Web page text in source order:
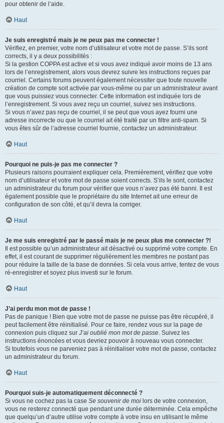
pour obtenir de l’aide.
Haut
Je suis enregistré mais je ne peux pas me connecter !
Vérifiez, en premier, votre nom d’utilisateur et votre mot de passe. S’ils sont
corrects, il y a deux possibilités :
Si la gestion COPPA est active et si vous avez indiqué avoir moins de 13 ans
lors de l’enregistrement, alors vous devrez suivre les instructions reçues par
courriel. Certains forums peuvent également nécessiter que toute nouvelle
création de compte soit activée par vous-même ou par un administrateur avant
que vous puissiez vous connecter. Cette information est indiquée lors de
l’enregistrement. Si vous avez reçu un courriel, suivez ses instructions.
Si vous n’avez pas reçu de courriel, il se peut que vous ayez fourni une
adresse incorrecte ou que le courriel ait été traité par un filtre anti-spam. Si
vous êtes sûr de l’adresse courriel fournie, contactez un administrateur.
Haut
Pourquoi ne puis-je pas me connecter ?
Plusieurs raisons pourraient expliquer cela. Premièrement, vérifiez que votre
nom d’utilisateur et votre mot de passe soient corrects. S’ils le sont, contactez
un administrateur du forum pour vérifier que vous n’avez pas été banni. Il est
également possible que le propriétaire du site Internet ait une erreur de
configuration de son côté, et qu’il devra la corriger.
Haut
Je me suis enregistré par le passé mais je ne peux plus me connecter ?!
Il est possible qu’un administrateur ait désactivé ou supprimé votre compte. En
effet, il est courant de supprimer régulièrement les membres ne postant pas
pour réduire la taille de la base de données. Si cela vous arrive, tentez de vous
ré-enregistrer et soyez plus investi sur le forum.
Haut
J’ai perdu mon mot de passe !
Pas de panique ! Bien que votre mot de passe ne puisse pas être récupéré, il
peut facilement être réinitialisé. Pour ce faire, rendez vous sur la page de
connexion puis cliquez sur J’ai oublié mon mot de passe. Suivez les
instructions énoncées et vous devriez pouvoir à nouveau vous connecter.
Si toutefois vous ne parveniez pas à réinitialiser votre mot de passe, contactez
un administrateur du forum.
Haut
Pourquoi suis-je automatiquement déconnecté ?
Si vous ne cochez pas la case Se souvenir de moi lors de votre connexion,
vous ne resterez connecté que pendant une durée déterminée. Cela empêche
que quelqu’un d’autre utilise votre compte à votre insu en utilisant le même